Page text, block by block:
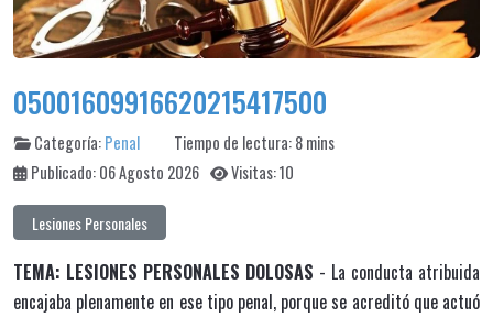
05001609916620215417500
Categoría:Penal
Tiempo de lectura: 8 mins
Publicado: 06 Agosto 2026
Visitas: 10
Lesiones Personales
TEMA: LESIONES PERSONALES DOLOSAS - La conducta atribuida
encajaba plenamente en ese tipo penal, porque se acreditó que actuó